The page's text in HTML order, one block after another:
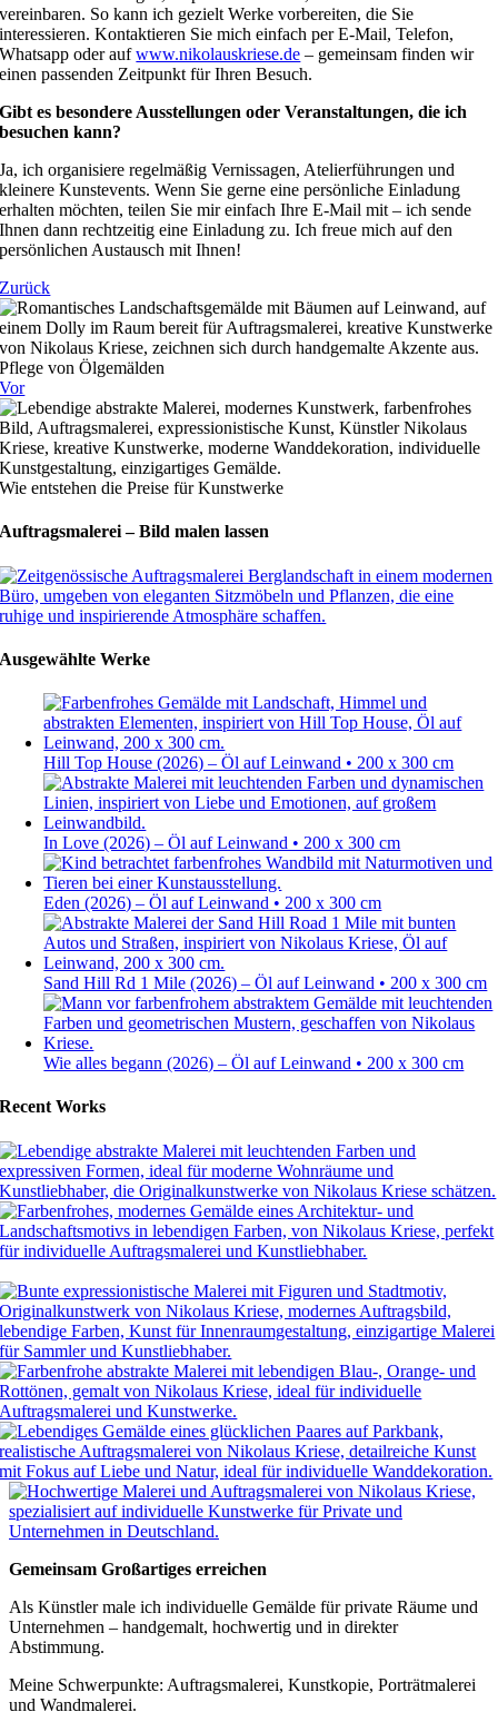
vereinbaren. So kann ich gezielt Werke vorbereiten, die Sie
interessieren. Kontaktieren Sie mich einfach per E-Mail, Telefon,
Whatsapp oder aufwww.nikolauskriese.de – gemeinsam finden wir
einen passenden Zeitpunkt für Ihren Besuch.
Gibt es besondere Ausstellungen oder Veranstaltungen, die ich
besuchen kann?
Ja, ich organisiere regelmäßig Vernissagen, Atelierführungen und
kleinere Kunstevents. Wenn Sie gerne eine persönliche Einladung
erhalten möchten, teilen Sie mir einfach Ihre E-Mail mit – ich sende
Ihnen dann rechtzeitig eine Einladung zu. Ich freue mich auf den
persönlichen Austausch mit Ihnen!
Zurück
Pflege von Ölgemälden
Vor
Wie entstehen die Preise für Kunstwerke
Auftragsmalerei – Bild malen lassen
Ausgewählte Werke
Hill Top House (2026) – Öl auf Leinwand • 200 x 300 cm
In Love (2026) – Öl auf Leinwand • 200 x 300 cm
Eden (2026) – Öl auf Leinwand • 200 x 300 cm
Sand Hill Rd 1 Mile (2026) – Öl auf Leinwand • 200 x 300 cm
Wie alles begann (2026) – Öl auf Leinwand • 200 x 300 cm
Recent Works
Gemeinsam Großartiges erreichen
Als Künstler male ich individuelle Gemälde für private Räume und
Unternehmen – handgemalt, hochwertig und in direkter
Abstimmung.
Meine Schwerpunkte: Auftragsmalerei, Kunstkopie, Porträtmalerei
und Wandmalerei.